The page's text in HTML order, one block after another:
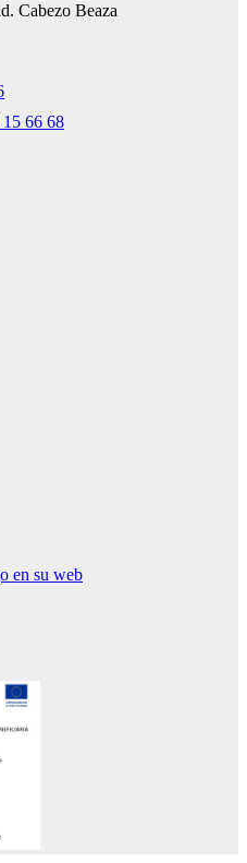
Cabezo Beaza
66 68
en su web